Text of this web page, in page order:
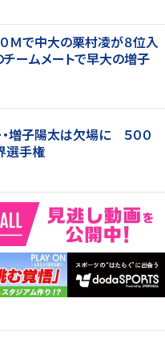
０Ｍで中大の栗村凌が８位入
ームメートで早大の増子
増子陽太は欠場に ５００
選手権